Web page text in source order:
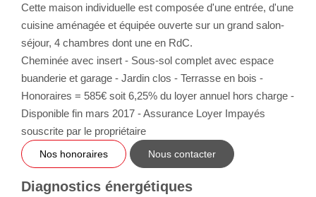
Cette maison individuelle est composée d'une entrée, d'une
cuisine aménagée et équipée ouverte sur un grand salon-
séjour, 4 chambres dont une en RdC.
Cheminée avec insert - Sous-sol complet avec espace
buanderie et garage - Jardin clos - Terrasse en bois -
Honoraires = 585€ soit 6,25% du loyer annuel hors charge -
Disponible fin mars 2017 - Assurance Loyer Impayés
souscrite par le propriétaire
Nos honoraires Nous contacter
Diagnostics énergétiques